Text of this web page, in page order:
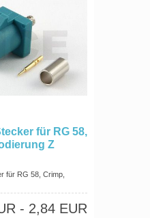
für RG 58,
Z
für RG 58, Crimp,
- 2,84 EUR